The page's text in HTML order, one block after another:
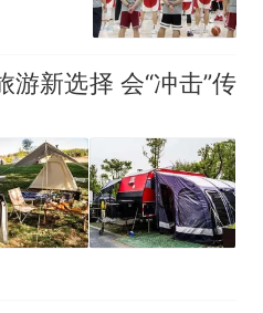
游新选择 会“冲击”传